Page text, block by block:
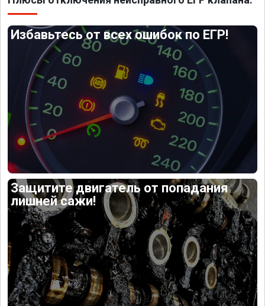
Избавьтесь от всех ошибок по ЕГР!
Защитите двигатель от попадания
лишней сажи!